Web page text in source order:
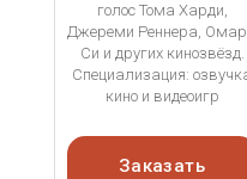
голос Тома Харди,
Джереми Реннера,
Си и других кинозвёзд.
Специализация:
кино и видеоигр
Заказать